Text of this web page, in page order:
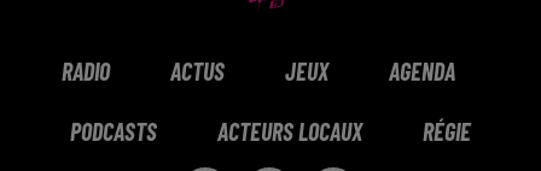
RADIO ACTUS JEUX AGENDA
PODCASTS ACTEURS LOCAUX RÉGIE